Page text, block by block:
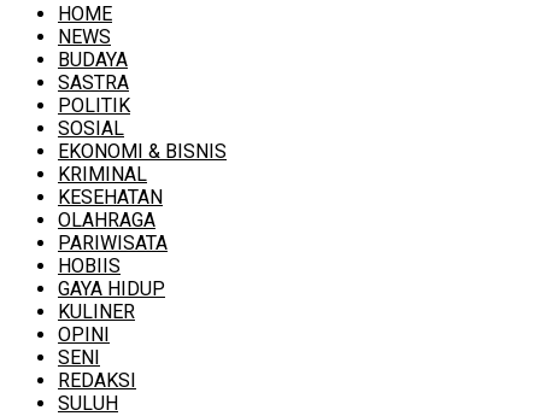
HOME
NEWS
BUDAYA
SASTRA
POLITIK
SOSIAL
EKONOMI & BISNIS
KRIMINAL
KESEHATAN
OLAHRAGA
PARIWISATA
HOBIIS
GAYA HIDUP
KULINER
OPINI
SENI
REDAKSI
SULUH